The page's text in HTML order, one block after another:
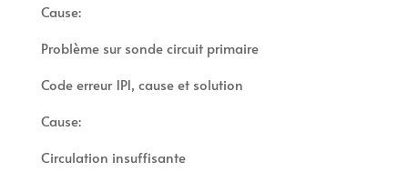
Cause:
Problème sur sonde circuit primaire
Code erreur 1P1, cause et solution
Cause:
Circulation insuffisante